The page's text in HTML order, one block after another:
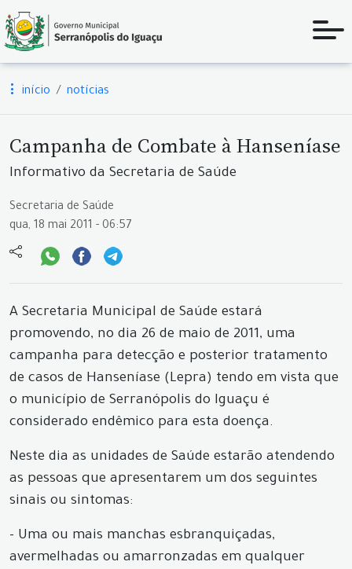
início notícias
Campanha de Combate à Hanseníase
Informativo da Secretaria de Saúde
Secretaria de Saúde
qua, 18 mai 2011 - 06:57
A Secretaria Municipal de Saúde estará
promovendo, no dia 26 de maio de 2011, uma
campanha para detecção e posterior tratamento
de casos de Hanseníase (Lepra) tendo em vista que
o município de Serranópolis do Iguaçu é
considerado endêmico para esta doença.
Neste dia as unidades de Saúde estarão atendendo
as pessoas que apresentarem um dos seguintes
sinais ou sintomas:
- Uma ou mais manchas esbranquiçadas,
avermelhadas ou amarronzadas em qualquer